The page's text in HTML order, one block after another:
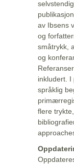
av Ibsens
og
småtrykk,
og
inkludert. I
språklig
flere